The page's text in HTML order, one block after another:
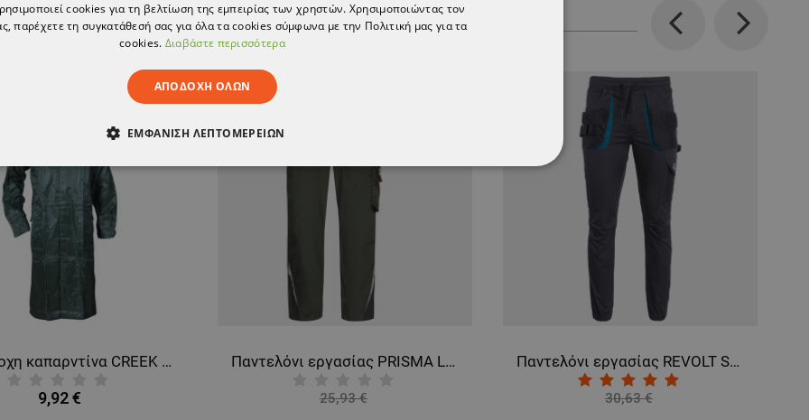
ΑΓΌΡΑΣΑΝ ΕΠΊΣΗΣ:
Previous
Παντελόνι εργασίας PRISMA LIGHT STRETCH OLIVE/BLACK
25,93 €
Παντελόνι εργασίας REVOLT SPORT DARK GREY
30,63 €
Μπλουζάκι με μακριά μανίκια STENSO KAOS GREY
7,94 €
Next
cookies για τη βελτίωση της εμπειρίας των χρηστών. Χρησιμοποιώντας τον
παρέχετε τη συγκατάθεσή σας για όλα τα cookies σύμφωνα με την Πολιτική μας για τα
cookies. Διαβάστε περισσότερα
ΑΠΟΔΟΧΉ ΌΛΩΝ
ΕΜΦΆΝΙΣΗ ΛΕΠΤΟΜΕΡΕΙΏΝ
ΑΠΌΔΟΣΗΣ ΛΕΙΤΟΥΡΓΙΚΌΤΗΤΑΣ